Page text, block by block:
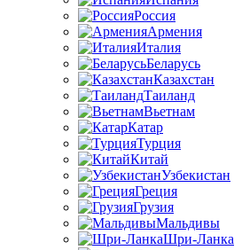
Россия
Армения
Италия
Беларусь
Казахстан
Таиланд
Вьетнам
Катар
Турция
Китай
Узбекистан
Греция
Грузия
Мальдивы
Шри-Ланка